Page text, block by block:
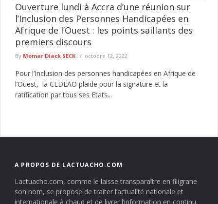
Ouverture lundi à Accra d’une réunion sur
l’Inclusion des Personnes Handicapées en
Afrique de l’Ouest : les points saillants des
premiers discours
By Momar Diack SECK octobre 12, 2022
Pour l’Inclusion des personnes handicapées en Afrique de
l’Ouest, la CEDEAO plaide pour la signature et la
ratification par tous ses Etats...
A PROPOS DE LACTUACHO.COM
Lactuacho.com, comme le laisse transparaître en filigrane
son nom, se propose de traiter l’actualité nationale et
internationale à chaud et de livrer l’information en continu.